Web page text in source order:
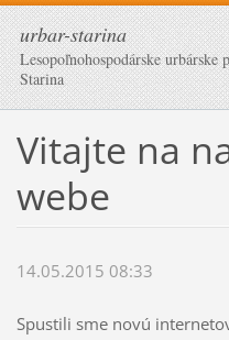
urbar-starina
Lesopoľnohospodárske urbárske
Starina
Vitajte na
webe
14.05.2015 08:33
Spustili sme novú